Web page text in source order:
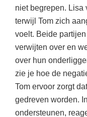
niet begrepen. Lisa
terwijl Tom zich
voelt. Beide
verwijten over en
over hun
zie je hoe de
Tom ervoor zorgt
gedreven worden.
ondersteunen,